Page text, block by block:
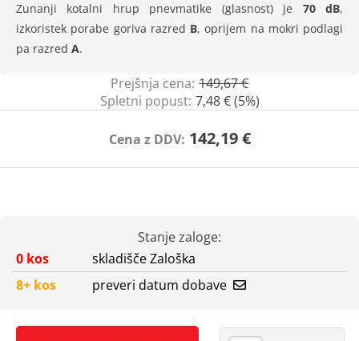
Zunanji kotalni hrup pnevmatike (glasnost) je 70 dB,
izkoristek porabe goriva razred B, oprijem na mokri podlagi
pa razred A.
Prejšnja cena: 149,67 €
Spletni popust: 7,48 € (5%)
Cena z DDV: 142,19 €
Stanje zaloge:
0 kos
skladišče Zaloška
8+ kos
preveri datum dobave